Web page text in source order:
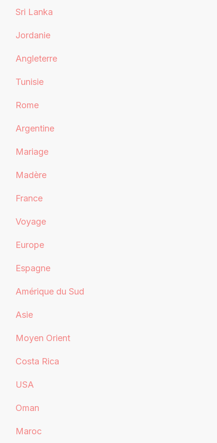
Sri Lanka
Jordanie
Angleterre
Tunisie
Rome
Argentine
Mariage
Madère
France
Voyage
Europe
Espagne
Amérique du Sud
Asie
Moyen Orient
Costa Rica
USA
Oman
Maroc